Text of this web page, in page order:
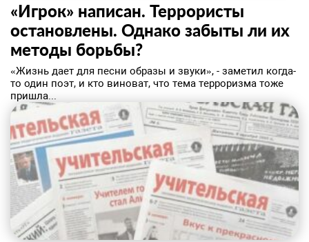
«Игрок» написан. Террористы
остановлены. Однако забыты ли их
методы борьбы?
«Жизнь дает для песни образы и звуки», - заметил когда-
то один поэт, и кто виноват, что тема терроризма тоже
пришла...